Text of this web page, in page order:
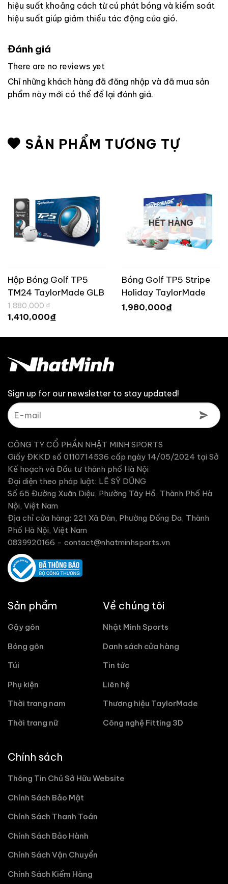
hiệu suất khoảng cách từ cú phát bóng và kiểm soát
hiệu suất giúp giảm thiểu tác động của gió.
Đánh giá
There are no reviews yet
Chỉ những khách hàng đã đăng nhập và đã mua sản
phẩm này mới có thể để lại đánh giá.
SẢN PHẨM TƯƠNG TỰ
Hộp Bóng Golf TP5
TM24 TaylorMade GLB
DZ
1,880,000 ₫
gốc
là:
1,410,000₫
là:
HẾT HÀNG
Bóng Golf TP5 Stripe
Holiday TaylorMade
(2024)
1,980,000₫
Sign up for our newsletter to stay updated!
CÔNG TY CỔ PHẦN NHẬT MINH SPORTS
Giấy ĐKKD số 0110714536 cấp ngày 14/05/2024 tại Sở
Kế hoạch và Đầu tư thành phố Hà Nội
Đại diện theo pháp luật: LÊ SỸ DŨNG
Số 65 Đường Xuân Diệu, Phường Tây Hồ, Thành Phố Hà
Nội, Việt Nam
Địa chỉ cửa hàng: 221 Xã Đàn, Phường Đống Đa, Thành
Phố Hà Nội, Việt Nam
0839920166 - contact@nhatminhsports.vn
Sản phẩm
Gậy gôn
Bóng gôn
Túi
Phụ kiện
Thời trang nam
Thời trang nữ
Về chúng tôi
Nhật Minh Sports
Danh sách cửa hàng
Tin tức
Liên hệ
Thương hiệu TaylorMade
Công nghệ Fitting 3D
Chính sách
Thông Tin Chủ Sở Hữu Website
Chính Sách Bảo Mật
Chính Sách Thanh Toán
Chính Sách Bảo Hành
Chính Sách Vận Chuyển
Chính Sách Kiểm Hàng